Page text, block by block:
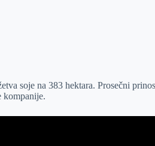
soje na 383 hektara. Prosečni
kompanije.